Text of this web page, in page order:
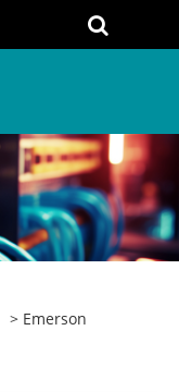
> Emerson